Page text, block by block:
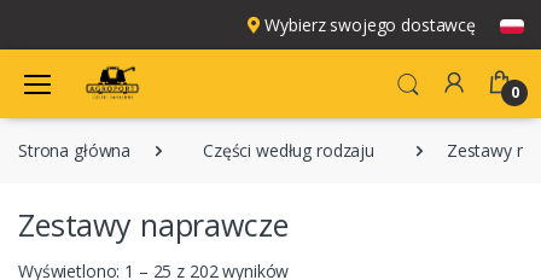
Wybierz swojego dostawcę
0
Strona główna Części według rodzaju Zestawy
Zestawy naprawcze
Wyświetlono: 1 – 25 z 202 wyników